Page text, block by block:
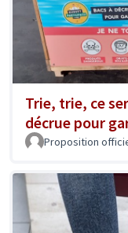
Trie, trie, ce
décrue pour
Proposition